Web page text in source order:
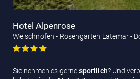
Hotel Alpenrose
Welschnofen - Rosengarten Latemar -
Sie nehmen es gernesportlich? Und